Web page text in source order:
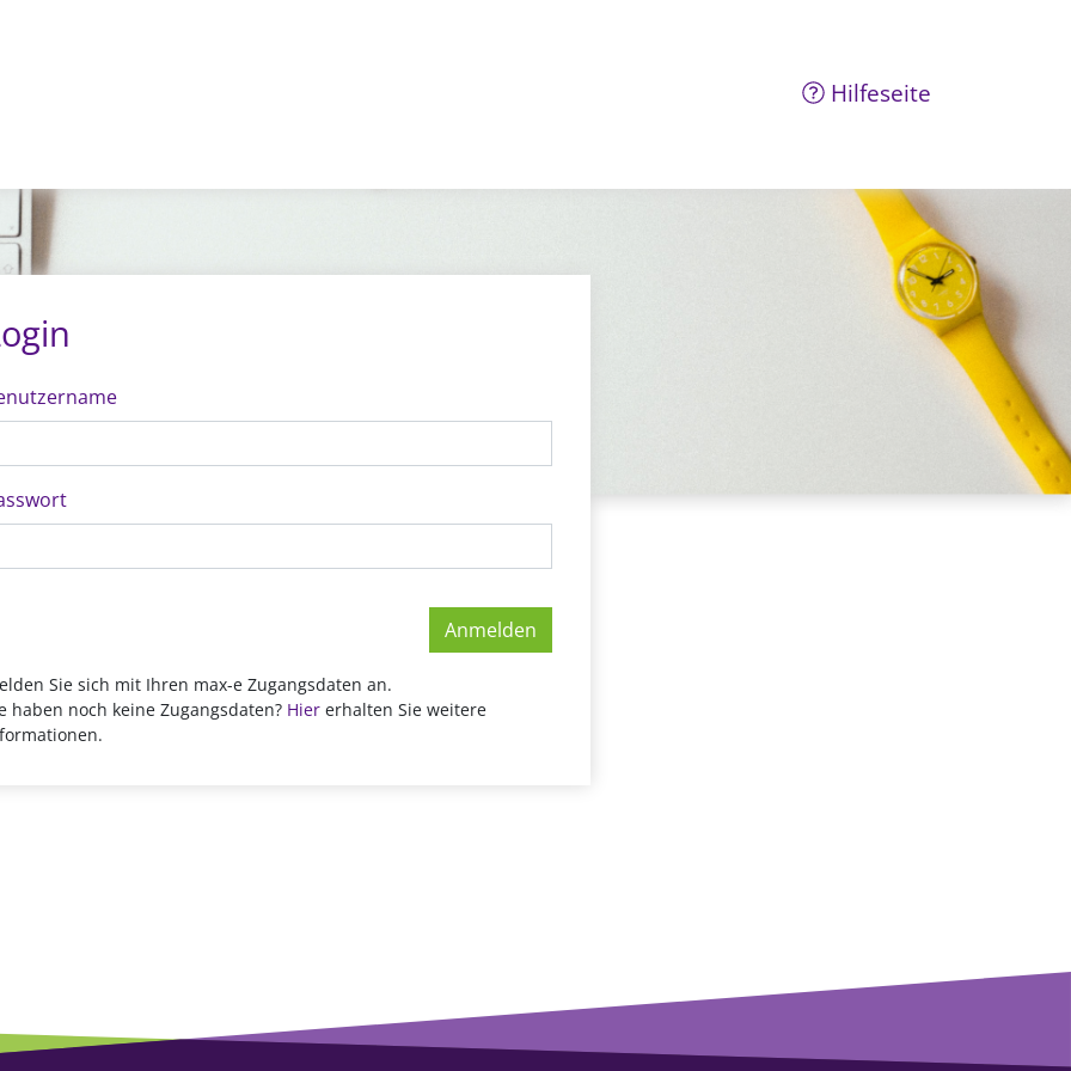
Hilfeseite
Sie sich mit Ihren max-e Zugangsdaten an.
haben noch keine Zugangsdaten? Hier erhalten Sie weitere